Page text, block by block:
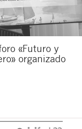
«Futuro y
organizado